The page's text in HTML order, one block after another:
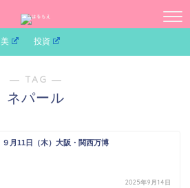
美 投資
― TAG ―
ネパール
９月11日（木）大阪・関西万博
2025年9月14日